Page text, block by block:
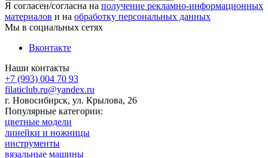
Я согласен/согласна на получение рекламно-информационных
материалов и на обработку персональных данных
Мы в социальных сетях
Вконтакте
Наши контакты
+7 (993) 004 70 93
filaticlub.ru@yandex.ru
г. Новосибирск, ул. Крылова, 26
Популярные категории:
цветные модели
линейки и ножницы
инструменты
вязальные машины